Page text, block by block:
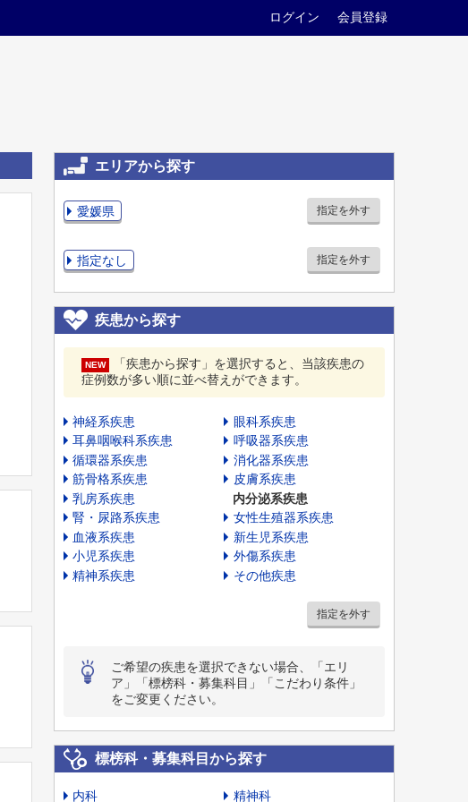
ログイン 会員登録
エリアから探す
愛媛県 指定を外す
指定なし 指定を外す
疾患から探す
NEW
「疾患から探す」を選択すると、当該疾患の
症例数が多い順に並べ替えができます。
神経系疾患
眼科系疾患
耳鼻咽喉科系疾患
呼吸器系疾患
循環器系疾患
消化器系疾患
筋骨格系疾患
皮膚系疾患
乳房系疾患
内分泌系疾患
腎・尿路系疾患
女性生殖器系疾患
血液系疾患
新生児系疾患
小児系疾患
外傷系疾患
精神系疾患
その他疾患
指定を外す
ご希望の疾患を選択できない場合、「エリ
ア」「標榜科・募集科目」「こだわり条件」
をご変更ください。
標榜科・募集科目から探す
内科 精神科